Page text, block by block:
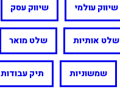
שיווק עולמי שיווק עסק
שלט אותיות שלט מואר
שמשוניות תיק עבודות